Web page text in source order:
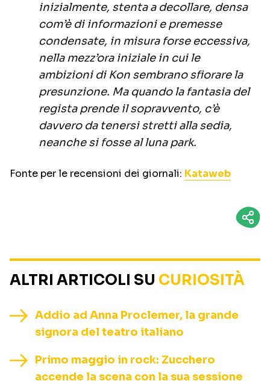
inizialmente, stenta a decollare, densa
com’è di informazioni e premesse
condensate, in misura forse eccessiva,
nella mezz’ora iniziale in cui le
ambizioni di Kon sembrano sfiorare la
presunzione. Ma quando la fantasia del
regista prende il sopravvento, c’è
davvero da tenersi stretti alla sedia,
neanche si fosse al luna park.
Fonte per le recensioni dei giornali: Kataweb
ALTRI ARTICOLI SU CURIOSITÀ
Addio ad Anna Proclemer, la grande
signora del teatro italiano
Primo maggio in rock: Zucchero
accende la scena con la sua sessione